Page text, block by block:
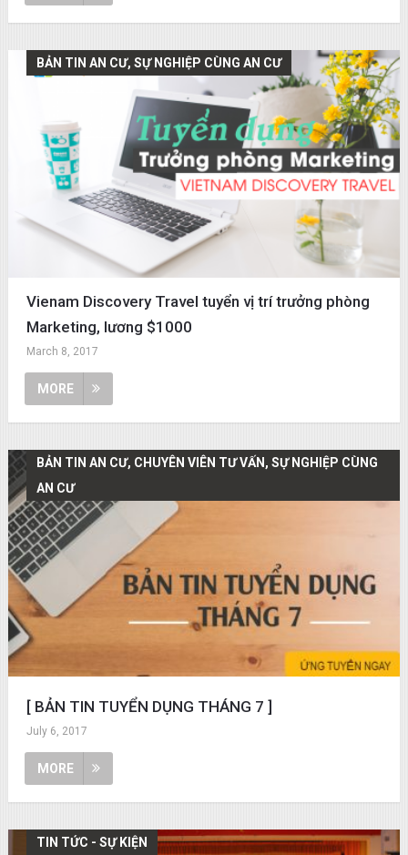
BẢN TIN AN CƯ, SỰ NGHIỆP CÙNG AN CƯ
Vienam Discovery Travel tuyển vị trí trưởng phòng
Marketing, lương $1000
March 8, 2017
MORE
BẢN TIN AN CƯ, CHUYÊN VIÊN TƯ VẤN, SỰ NGHIỆP CÙNG
AN CƯ
[ BẢN TIN TUYỂN DỤNG THÁNG 7 ]
July 6, 2017
MORE
TIN TỨC - SỰ KIỆN